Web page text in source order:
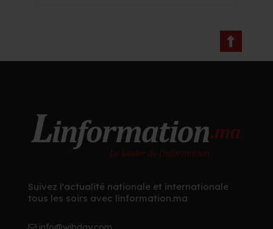
Suivez l'actualité nationale et internationale
tous les soirs avec linformation.ma